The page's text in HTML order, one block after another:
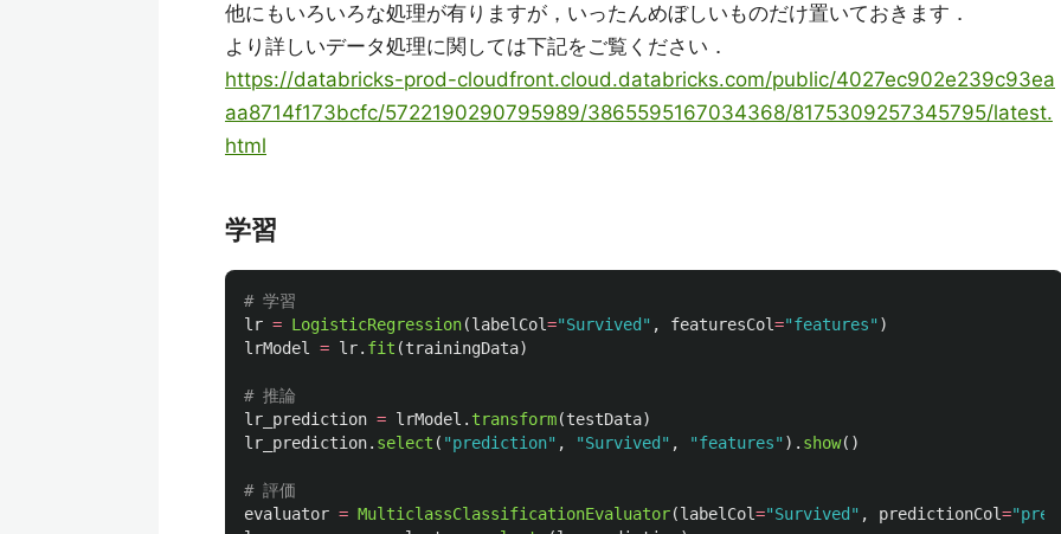
他にもいろいろな処理が有りますが，いったんめぼしいものだけ置いておきます．
より詳しいデータ処理に関しては下記をご覧ください．
https://databricks-prod-cloudfront.cloud.databricks.com/public/4027ec902e239c93ea
aa8714f173bcfc/5722190290795989/3865595167034368/8175309257345795/latest.
html
学習
lr = LogisticRegression(labelCol="Survived " , featuresCol="features" )
lrModel
= lr. fit (trainingData)
lr_prediction = lrModel . transform(testData)
lr_prediction. select ( "prediction" , "Survived " , "features" ). show()
evaluator = MulticlassClassificationEvaluator(labelCol="Survived " , predictionCol="